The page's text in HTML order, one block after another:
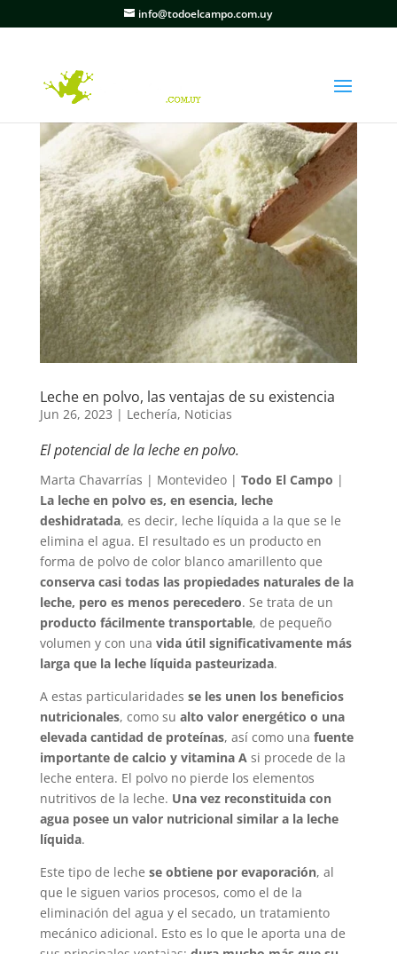
info@todoelcampo.com.uy
Leche en polvo, las ventajas de su existencia
Jun 26, 2023 | Lechería, Noticias
El potencial de la leche en polvo.
Marta Chavarrías | Montevideo | Todo El Campo |
La leche en polvo es, en esencia, leche
deshidratada, es decir, leche líquida a la que se le
elimina el agua. El resultado es un producto en
forma de polvo de color blanco amarillento que
conserva casi todas las propiedades naturales de la
leche, pero es menos perecedero. Se trata de un
producto fácilmente transportable, de pequeño
volumen y con una vida útil significativamente más
larga que la leche líquida pasteurizada.
A estas particularidades se les unen los beneficios
nutricionales, como su alto valor energético o una
elevada cantidad de proteínas, así como una fuente
importante de calcio y vitamina Asi procede de la
leche entera. El polvo no pierde los elementos
nutritivos de la leche. Una vez reconstituida con
agua posee un valor nutricional similar a la leche
líquida.
Este tipo de leche se obtiene por evaporación, al
que le siguen varios procesos, como el de la
eliminación del agua y el secado, un tratamiento
mecánico adicional. Esto es lo que le aporta una de